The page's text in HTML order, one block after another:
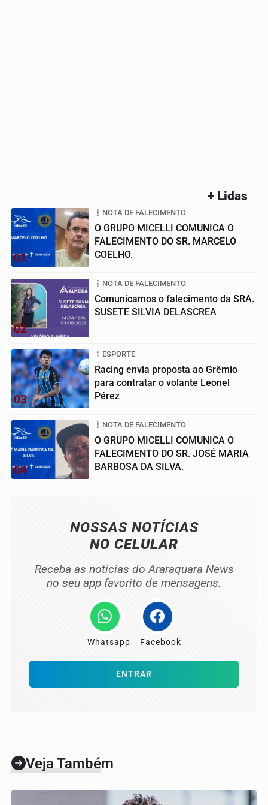
+ Lidas
01
NOTA DE FALECIMENTO
O GRUPO MICELLI COMUNICA O
FALECIMENTO DO SR. MARCELO
COELHO.
02
NOTA DE FALECIMENTO
Comunicamos o falecimento da SRA.
SUSETE SILVIA DELASCREA
03
ESPORTE
Racing envia proposta ao Grêmio
para contratar o volante Leonel
Pérez
04
NOTA DE FALECIMENTO
O GRUPO MICELLI COMUNICA O
FALECIMENTO DO SR. JOSÉ MARIA
BARBOSA DA SILVA.
NOSSAS NOTÍCIAS
NO CELULAR
Receba as notícias do Araraquara News
no seu app favorito de mensagens.
Whatsapp Facebook
ENTRAR
Veja Também